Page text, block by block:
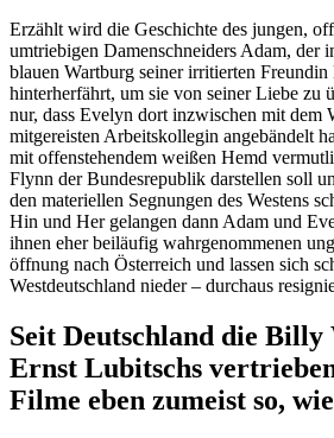
Erzählt wird die Geschichte des jungen,
umtrie­bigen Damen­schneiders Adam, der
blauen Wartburg seiner irritierten
hinter­her­fährt, um sie von seiner Liebe zu
nur, dass Evelyn dort inzwi­schen mit dem
mitge­reisten Arbeits­kol­legin angebändelt
mit offen­ste­hendem weißen Hemd
Flynn der Bundes­re­publik darstellen soll
den materi­ellen Segnungen des Westens
Hin und Her gelangen dann Adam und
ihnen eher beiläufig wahrge­nom­menen
öffnung nach Öster­reich und lassen sich
Westdeutschland nieder – durchaus
Seit Deutschland die
Ernst Lubitschs
Filme eben zumeist so,